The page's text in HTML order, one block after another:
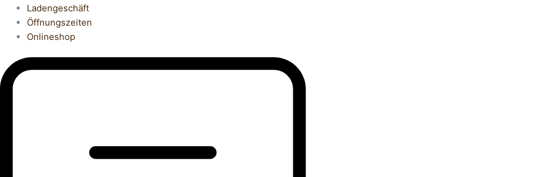
Ladengeschäft
Öffnungszeiten
Onlineshop